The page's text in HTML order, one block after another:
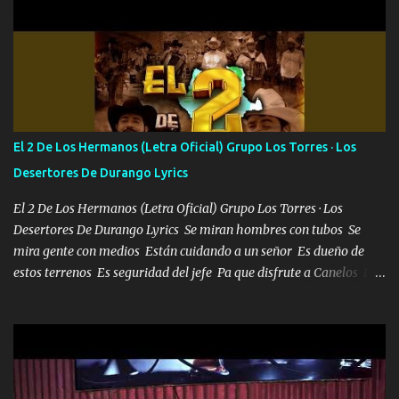
camisa es color Verde y peleam0s la Bandera por todita a la ciudad
con los drones patrullando la Frontera De Tijuana Bulevares
Bellas Artes me ve en las blancas ya hace falta mi APA FLACO
verde se le extraña pa que sepan Aquí Pura GENTE DE LA RANA 🐸
POR CLAVE ES EL CALI 4 EN LA CIUDAD TIJUANA Música Al
tirante andamos mi carnal atento a cualquier necesidad no porque
se ve limpio el camino nos confiamos al andar y nunca con la
misma piedra me vuelvo a tropezar Cuando ando de enamorado
en corto me tiró a per...
El 2 De Los Hermanos (Letra Oficial) Grupo Los Torres · Los
Desertores De Durango Lyrics
El 2 De Los Hermanos (Letra Oficial) Grupo Los Torres · Los
Desertores De Durango Lyrics Se miran hombres con tubos Se
mira gente con medios Están cuidando a un señor Es dueño de
estos terrenos Es seguridad del jefe Pa que disfrute a Canelos Es
ni tampoco las mujeres porque es platica de grandes por eso hay
que estar alegres doy las instrucciones para atender los deberes